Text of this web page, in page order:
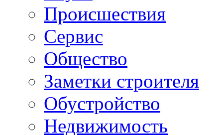
Происшествия
Сервис
Общество
Заметки строителя
Обустройство
Недвижимость